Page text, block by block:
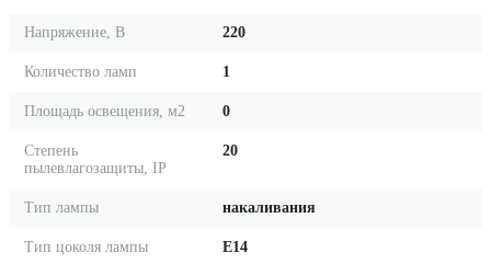
Напряжение, В 220
Количество ламп 1
Площадь освещения, м2 0
Степень
пылевлагозащиты, IP
20
Тип лампы накаливания
Тип цоколя лампы E14